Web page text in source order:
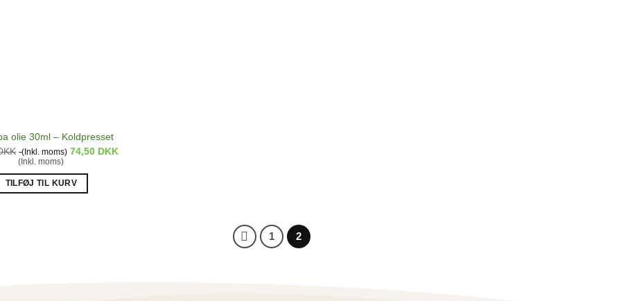
olie 30ml – Koldpresset
(Inkl. moms) 74,50 DKK
(Inkl. moms)
TILFØJ TIL KURV
1 2